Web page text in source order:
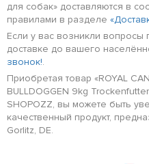
для собак» доставляются в
правилами в разделе
Если у вас возникли вопросы
доставке до вашего
звонок!.
Приобретая товар «ROYAL
BULLDOGGEN 9kg
SHOPOZZ, вы можете быть
качественный продукт,
Gorlitz, DE.